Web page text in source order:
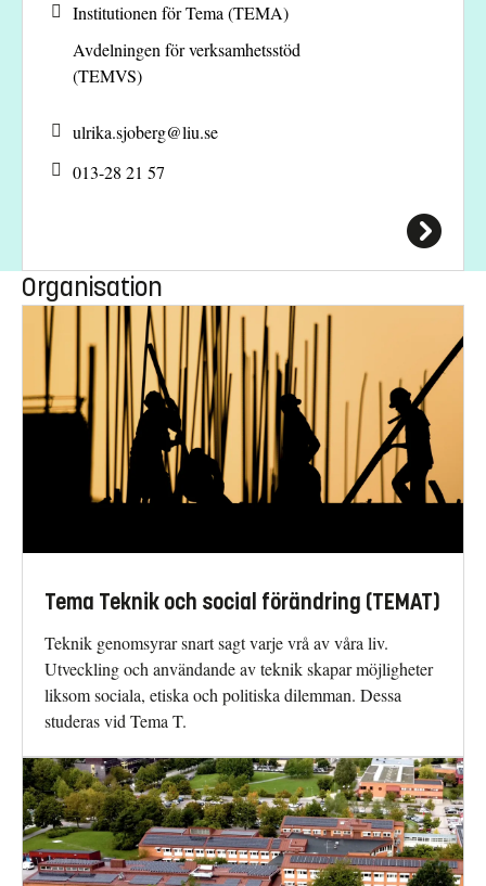
Institutionen för Tema (TEMA)
Avdelningen för verksamhetsstöd
(TEMVS)
ulrika.sjoberg@liu.se
013-28 21 57
Organisation
Tema Teknik och social förändring (TEMAT)
Teknik genomsyrar snart sagt varje vrå av våra liv.
Utveckling och användande av teknik skapar möjligheter
liksom sociala, etiska och politiska dilemman. Dessa
studeras vid Tema T.